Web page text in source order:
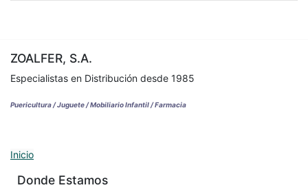
ZOALFER, S.A.
Especialistas en Distribución desde 1985
Puericultura / Juguete / Mobiliario Infantil / Farmacia
Inicio
Donde Estamos